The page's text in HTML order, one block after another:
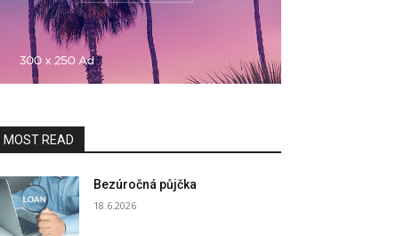
MOST READ
Bezúročná půjčka
18.6.2026